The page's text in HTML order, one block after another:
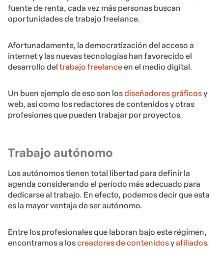
fuente de renta, cada vez más personas buscan
oportunidades de trabajo freelance.
Afortunadamente, la democratización del acceso a
internet y las nuevas tecnologías han favorecido el
desarrollo del trabajo freelanceen el medio digital.
Un buen ejemplo de eso son losdiseñadores gráficosy
web, así como los redactores de contenidos y otras
profesiones que pueden trabajar por proyectos.
Trabajo autónomo
Los autónomos tienen total libertad para definir la
agenda considerando el período más adecuado para
dedicarse al trabajo. En efecto, podemos decir que esta
es la mayor ventaja de ser autónomo.
Entre los profesionales que laboran bajo este régimen,
encontramos a loscreadores de contenidosyafiliados.